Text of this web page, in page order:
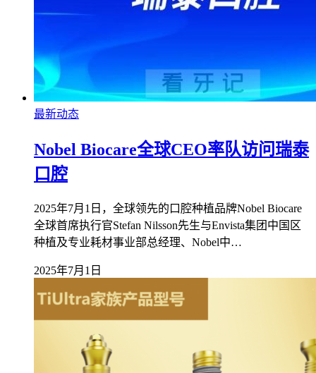
最新动态
Nobel Biocare全球CEO率队访问瑞泰
口腔
2025年7月1日，全球领先的口腔种植品牌Nobel Biocare
全球首席执行官Stefan Nilsson先生与Envista集团中国区
种植及专业耗材事业部总经理、Nobel中…
2025年7月1日